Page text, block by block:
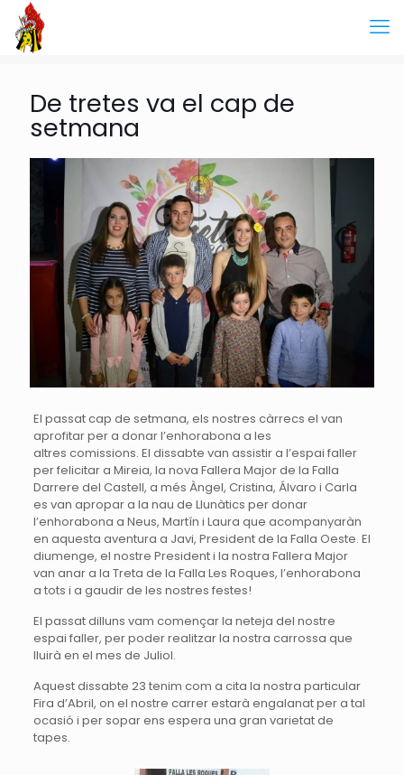
De tretes va el cap de
setmana
El passat cap de setmana, els nostres càrrecs el van
aprofitar per a donar l’enhorabona a les
altres comissions. El dissabte van assistir a l’espai faller
per felicitar a Mireia, la nova Fallera Major de la Falla
Darrere del Castell, a més Àngel, Cristina, Álvaro i Carla
es van apropar a la nau de Llunàtics per donar
l’enhorabona a Neus, Martín i Laura que acompanyaràn
en aquesta aventura a Javi, President de la Falla Oeste. El
diumenge, el nostre President i la nostra Fallera Major
van anar a la Treta de la Falla Les Roques, l’enhorabona
a tots i a gaudir de les nostres festes!
El passat dilluns vam començar la neteja del nostre
espai faller, per poder realitzar la nostra carrossa que
lluirà en el mes de Juliol.
Aquest dissabte 23 tenim com a cita la nostra particular
Fira d’Abril, on el nostre carrer estarà engalanat per a tal
ocasió i per sopar ens espera una gran varietat de
tapes.